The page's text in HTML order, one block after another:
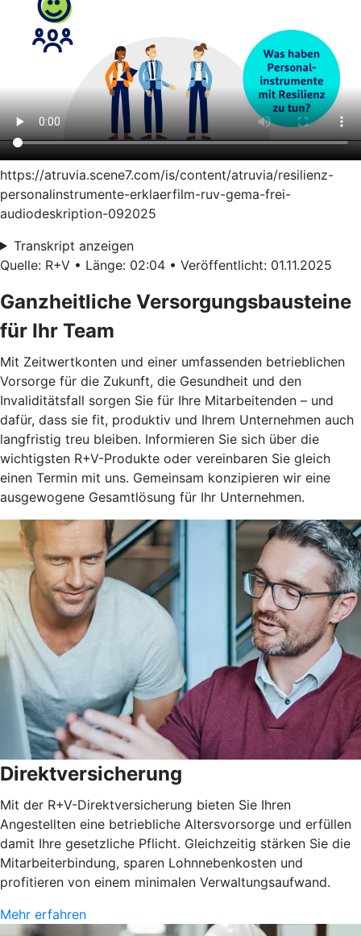
https://atruvia.scene7.com/is/content/atruvia/resilienz-
personalinstrumente-erklaerfilm-ruv-gema-frei-
audiodeskription-092025
Transkript anzeigen
Quelle: R+V • Länge: 02:04 • Veröffentlicht: 01.11.2025
Ganzheitliche Versorgungsbausteine
für Ihr Team
Mit Zeitwertkonten und einer umfassenden betrieblichen
Vorsorge für die Zukunft, die Gesundheit und den
Invaliditätsfall sorgen Sie für Ihre Mitarbeitenden – und
dafür, dass sie fit, produktiv und Ihrem Unternehmen auch
langfristig treu bleiben. Informieren Sie sich über die
wichtigsten R+V-Produkte oder vereinbaren Sie gleich
einen Termin mit uns. Gemeinsam konzipieren wir eine
ausgewogene Gesamtlösung für Ihr Unternehmen.
Direktversicherung
Mit der R+V-Direktversicherung bieten Sie Ihren
Angestellten eine betriebliche Altersvorsorge und erfüllen
damit Ihre gesetzliche Pflicht. Gleichzeitig stärken Sie die
Mitarbeiterbindung, sparen Lohnnebenkosten und
profitieren von einem minimalen Verwaltungsaufwand.
Mehr erfahren